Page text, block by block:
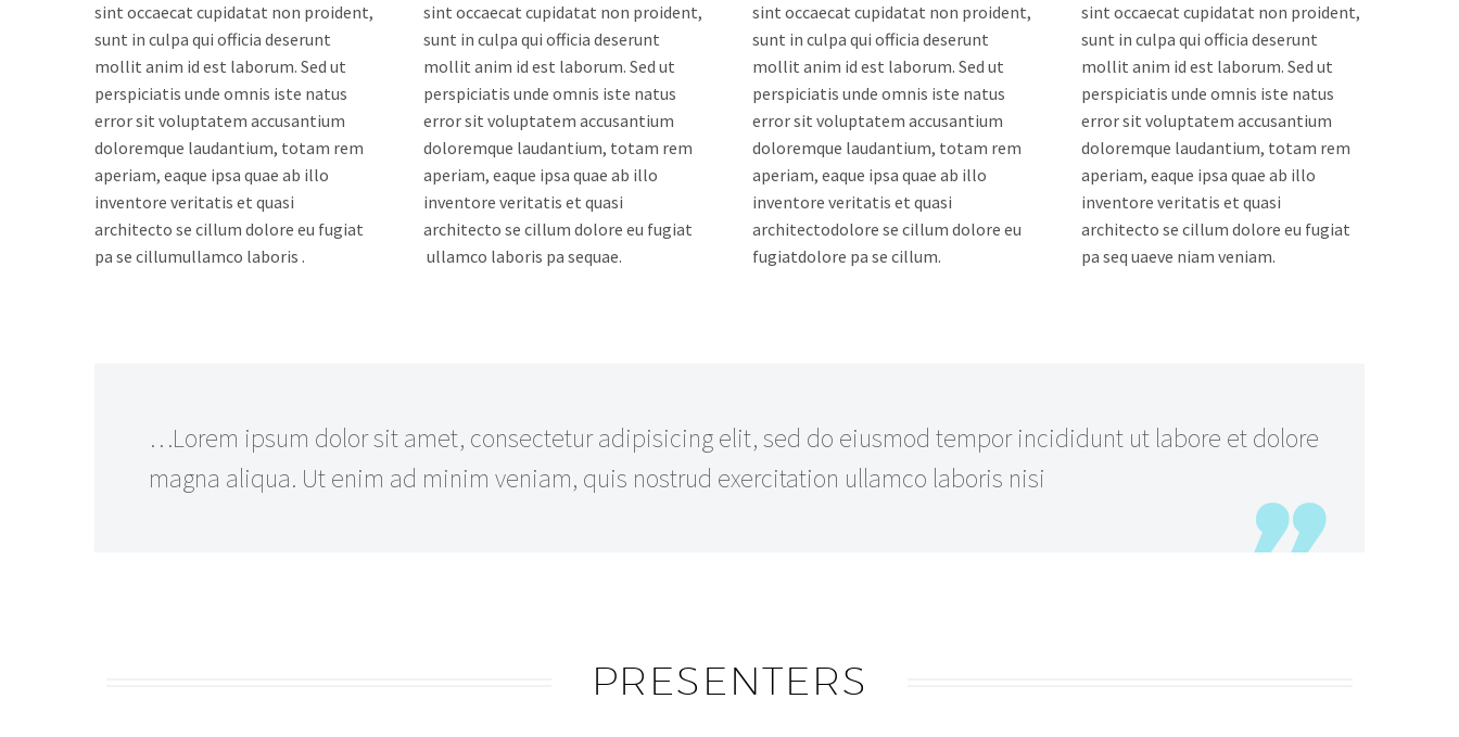
sint occaecat cupidatat non proident,
sunt in culpa qui officia deserunt
mollit anim id est laborum. Sed ut
perspiciatis unde omnis iste natus
error sit voluptatem accusantium
doloremque laudantium, totam rem
aperiam, eaque ipsa quae ab illo
inventore veritatis et quasi
architecto se cillum dolore eu fugiat
pa se cillumullamco laboris .
sint occaecat cupidatat non proident,
sunt in culpa qui officia deserunt
mollit anim id est laborum. Sed ut
perspiciatis unde omnis iste natus
error sit voluptatem accusantium
doloremque laudantium, totam rem
aperiam, eaque ipsa quae ab illo
inventore veritatis et quasi
architecto se cillum dolore eu fugiat
ullamco laboris pa sequae.
sint occaecat cupidatat non proident,
sunt in culpa qui officia deserunt
mollit anim id est laborum. Sed ut
perspiciatis unde omnis iste natus
error sit voluptatem accusantium
doloremque laudantium, totam rem
aperiam, eaque ipsa quae ab illo
inventore veritatis et quasi
architectodolore se cillum dolore eu
fugiatdolore pa se cillum.
sint occaecat cupidatat non proident,
sunt in culpa qui officia deserunt
mollit anim id est laborum. Sed ut
perspiciatis unde omnis iste natus
error sit voluptatem accusantium
doloremque laudantium, totam rem
aperiam, eaque ipsa quae ab illo
inventore veritatis et quasi
architecto se cillum dolore eu fugiat
pa seq uaeve niam veniam.
…Lorem ipsum dolor sit amet, consectetur adipisicing elit, sed do eiusmod tempor incididunt ut labore et dolore
magna aliqua. Ut enim ad minim veniam, quis nostrud exercitation ullamco laboris nisi
PRESENTERS